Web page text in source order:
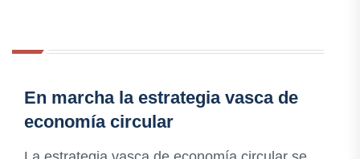
En marcha la estrategia vasca de
economía circular